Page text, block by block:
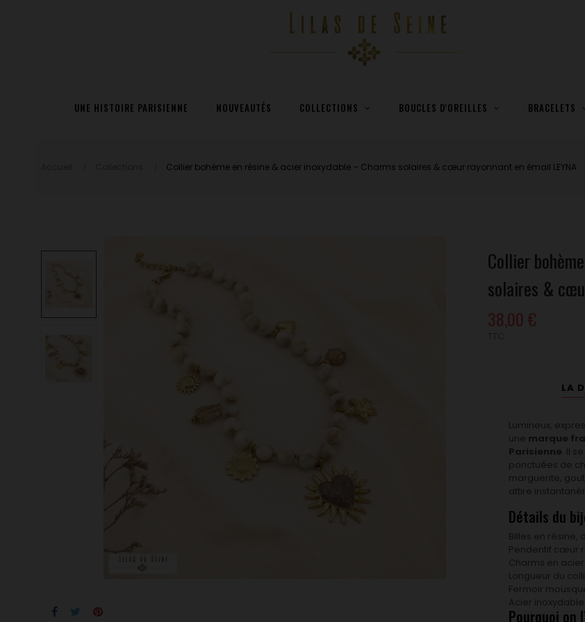
UNE HISTOIRE PARISIENNE NOUVEAUTÉS COLLECTIONS BOUCLES D'OREILLES BRACELETS
Collier bohème en résine & acier inoxydable – Charms solaires & cœur rayonnant en émail LEYNA
Collier
solaires &
38,00 €
LA
Lumineux,
une marque
Parisienne . Il
ponctuées de
marguerite,
attire
Détails du
Billes en résine,
Pendentif cœur
Charms en
Longueur du
Fermoir
Acier
Pourquoi on